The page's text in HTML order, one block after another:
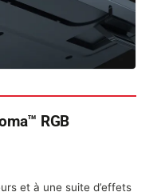
RGB
et à une suite d’effets